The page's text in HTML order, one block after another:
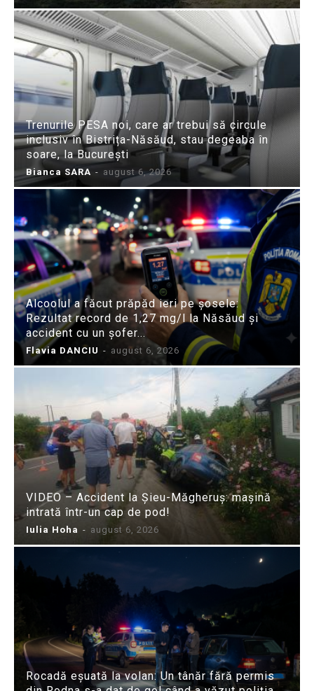
Trenurile PESA noi, care ar trebui să circule
inclusiv în Bistrița-Năsăud, stau degeaba în
soare, la București
Bianca SARA - august 6, 2026
Alcoolul a făcut prăpăd ieri pe șosele:
Rezultat record de 1,27 mg/l la Năsăud și
accident cu un șofer...
Flavia DANCIU - august 6, 2026
VIDEO – Accident la Șieu-Măgheruș: mașină
intrată într-un cap de pod!
Iulia Hoha - august 6, 2026
Rocadă eșuată la volan: Un tânăr fără permis